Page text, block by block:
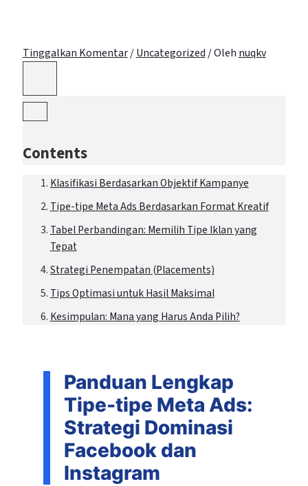
Tinggalkan Komentar/Uncategorized / Oleh nuqkv
Contents
Klasifikasi Berdasarkan Objektif Kampanye
Tipe-tipe Meta Ads Berdasarkan Format Kreatif
Tabel Perbandingan: Memilih Tipe Iklan yang
Tepat
Strategi Penempatan (Placements)
Tips Optimasi untuk Hasil Maksimal
Kesimpulan: Mana yang Harus Anda Pilih?
Panduan Lengkap
Tipe-tipe Meta Ads:
Strategi Dominasi
Facebook dan
Instagram